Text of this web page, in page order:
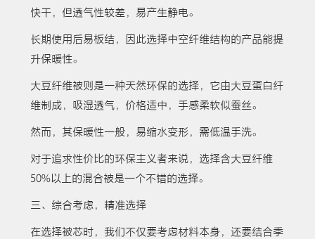
快干，但透气性较差，易产生静电。
长期使用后易板结，因此选择中空纤维结构的产品能提
升保暖性。
大豆纤维被则是一种天然环保的选择，它由大豆蛋白纤
维制成，吸湿透气，价格适中，手感柔软似蚕丝。
然而，其保暖性一般，易缩水变形，需低温手洗。
对于追求性价比的环保主义者来说，选择含大豆纤维
50%以上的混合被是一个不错的选择。
三、综合考虑，精准选择
在选择被芯时，我们不仅要考虑材料本身，还要结合季